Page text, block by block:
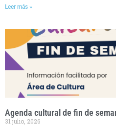
Leer más »
Agenda cultural de fin de
31 julio, 2026